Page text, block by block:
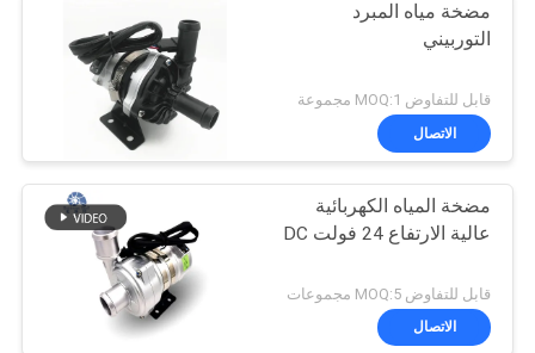
مضخة مياه المبرد
التوربيني
قابل للتفاوض MOQ:1 مجموعة
الاتصال
مضخة المياه الكهربائية
عالية الارتفاع 24 فولت DC
قابل للتفاوض MOQ:5 مجموعات
الاتصال